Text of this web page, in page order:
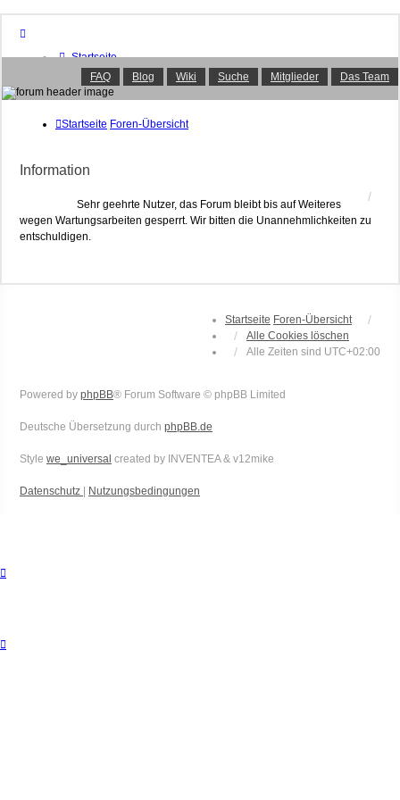
Startseite
Foren-Übersicht
FAQ
Suche
Aktive Themen
Das Team
FAQ Blog Wiki Suche Mitglieder Das Team
Startseite Foren-Übersicht
Information
Sehr geehrte Nutzer, das Forum bleibt bis auf Weiteres
wegen Wartungsarbeiten gesperrt. Wir bitten die Unannehmlichkeiten zu
entschuldigen.
Startseite Foren-Übersicht
Alle Cookies löschen
Alle Zeiten sind UTC+02:00
Powered by phpBB® Forum Software © phpBB Limited
Deutsche Übersetzung durch phpBB.de
Style we_universal created by INVENTEA & v12mike
Datenschutz Nutzungsbedingungen